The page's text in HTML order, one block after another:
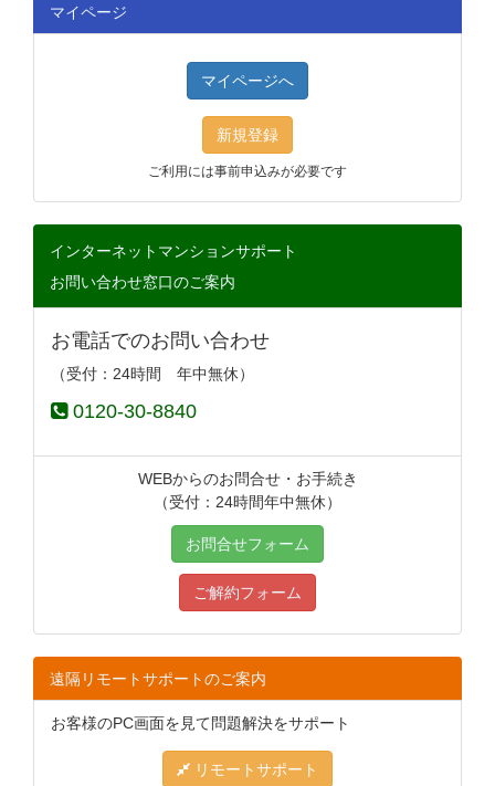
マイページ
マイページへ
新規登録
ご利用には事前申込みが必要です
インターネットマンションサポート
お問い合わせ窓口のご案内
お電話でのお問い合わせ
（受付：24時間 年中無休）
0120-30-8840
WEBからのお問合せ・お手続き
（受付：24時間年中無休）
お問合せフォーム
ご解約フォーム
遠隔リモートサポートのご案内
お客様のPC画面を見て問題解決をサポート
リモートサポート